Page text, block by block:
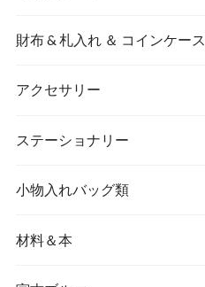
財布 & 札入れ ＆ コインケース
長財布
アクセサリー
イヤリング＆ピアス
バングル＆ブレスレット
ステーショナリー
名刺入れ
小物入れバッグ類
バッグ
材料＆本